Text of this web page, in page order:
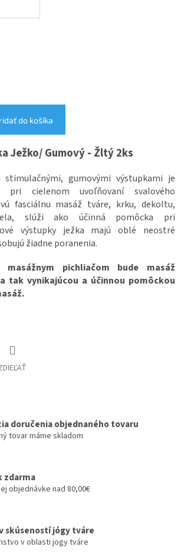
do košíka
Ježko/ Gumový - Žltý 2ks
gumovými výstupkami je
pri cielenom uvoľňovaní svalového
fasciálnu masáž tváre, krku, dekoltu,
slúži ako účinná pomôcka pri
výstupky ježka majú oblé neostré
žiadne poranenia.
masážnym pichliačom bude masáž
tak vynikajúcou a účinnou pomôckou
doručenia objednaného tovaru
tovar máme skladom
zdarma
objednávke nad 80,00€
skúseností jógy tváre
v oblasti jogy tváre